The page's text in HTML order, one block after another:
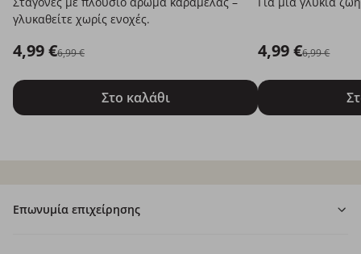
γλυκαθείτε χωρίς ενοχές.
4,99 €6,99 €
Στο καλάθι
4,99 €6,99 €
Επωνυμία επιχείρησης